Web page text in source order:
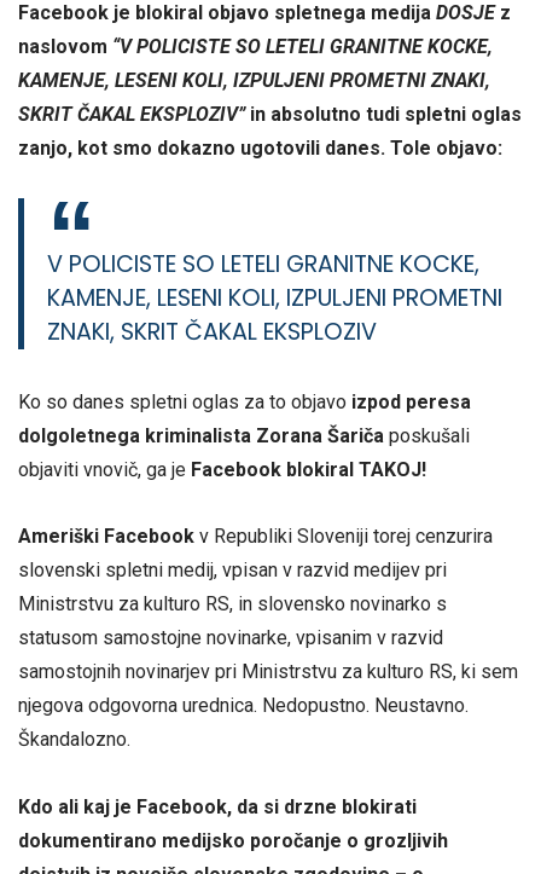
Facebook je blokiral objavo spletnega medija DOSJEz
naslovom “V POLICISTE SO LETELI GRANITNE KOCKE,
KAMENJE, LESENI KOLI, IZPULJENI PROMETNI ZNAKI,
SKRIT ČAKAL EKSPLOZIV” in absolutno tudi spletni oglas
zanjo, kot smo dokazno ugotovili danes. Tole objavo:
V POLICISTE SO LETELI GRANITNE KOCKE,
KAMENJE, LESENI KOLI, IZPULJENI PROMETNI
ZNAKI, SKRIT ČAKAL EKSPLOZIV
Ko so danes spletni oglas za to objavo izpod peresa
dolgoletnega kriminalista Zorana Šariča poskušali
objaviti vnovič, ga je Facebook blokiral TAKOJ!
Ameriški Facebook v Republiki Sloveniji torej cenzurira
slovenski spletni medij, vpisan v razvid medijev pri
Ministrstvu za kulturo RS, in slovensko novinarko s
statusom samostojne novinarke, vpisanim v razvid
samostojnih novinarjev pri Ministrstvu za kulturo RS, ki sem
njegova odgovorna urednica. Nedopustno. Neustavno.
Škandalozno.
Kdo ali kaj je Facebook, da si drzne blokirati
dokumentirano medijsko poročanje o grozljivih